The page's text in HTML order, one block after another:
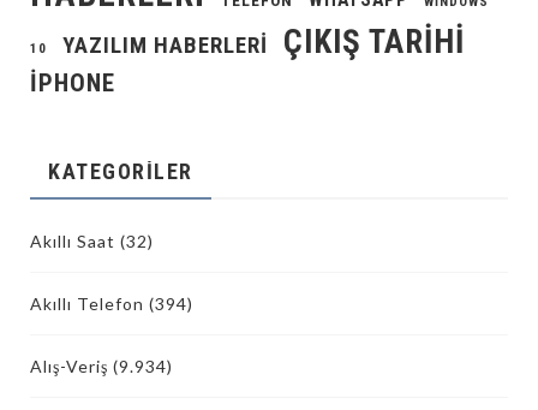
10 YAZILIM HABERLERI ÇIKIŞ TARIHI
İPHONE
KATEGORILER
Akıllı Saat (32)
Akıllı Telefon (394)
Alış-Veriş (9.934)